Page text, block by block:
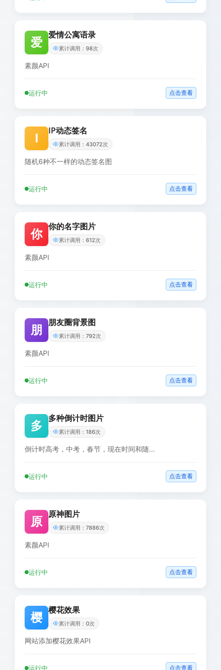
爱
爱情公寓语录
累计调用：98次
素颜API
运行中 点击查看
I
IP动态签名
累计调用：43072次
随机6种不一样的动态签名图
运行中 点击查看
你
你的名字图片
累计调用：612次
素颜API
运行中 点击查看
朋
朋友圈背景图
累计调用：792次
素颜API
运行中 点击查看
多
多种倒计时图片
累计调用：186次
倒计时高考，中考，春节，现在时间和随...
运行中 点击查看
原
原神图片
累计调用：7886次
素颜API
运行中 点击查看
樱
樱花效果
累计调用：0次
网站添加樱花效果API
运行中 点击查看